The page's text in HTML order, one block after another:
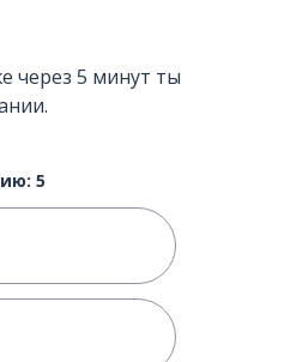
через 5 минут ты
5